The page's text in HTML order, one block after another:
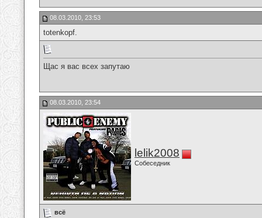
08.03.2010, 23:53
totenkopf.
Щас я вас всех запутаю
08.03.2010, 23:54
lelik2008
Собеседник
всё